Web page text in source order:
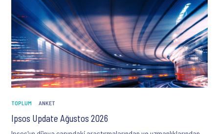
TOPLUM ANKET
Ipsos Update Ağustos 2026